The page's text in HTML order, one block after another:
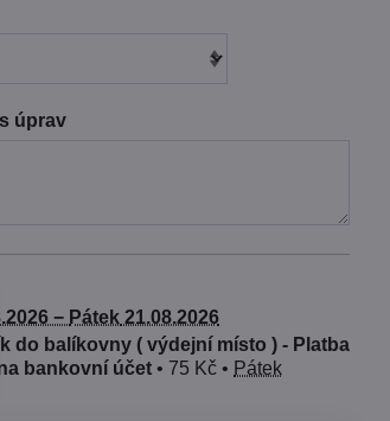
úprav
− Pátek 21.08.2026
do balíkovny ( výdejní místo ) - Platba
bankovní účet• 75 Kč • Pátek